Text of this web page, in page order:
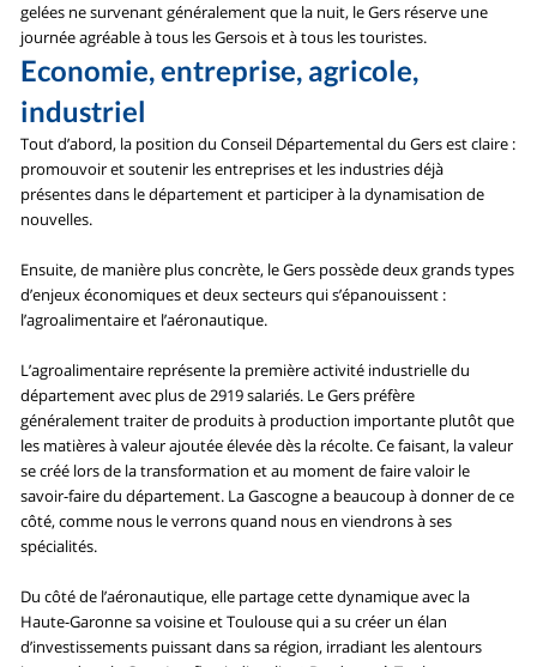
gelées ne survenant généralement que la nuit, le Gers réserve une
journée agréable à tous les Gersois et à tous les touristes.
Economie, entreprise, agricole,
industriel
Tout d’abord, la position du Conseil Départemental du Gers est claire :
promouvoir et soutenir les entreprises et les industries déjà
présentes dans le département et participer à la dynamisation de
nouvelles.
Ensuite, de manière plus concrète, le Gers possède deux grands types
d’enjeux économiques et deux secteurs qui s’épanouissent :
l’agroalimentaire et l’aéronautique.
L’agroalimentaire représente la première activité industrielle du
département avec plus de 2919 salariés. Le Gers préfère
généralement traiter de produits à production importante plutôt que
les matières à valeur ajoutée élevée dès la récolte. Ce faisant, la valeur
se créé lors de la transformation et au moment de faire valoir le
savoir-faire du département. La Gascogne a beaucoup à donner de ce
côté, comme nous le verrons quand nous en viendrons à ses
spécialités.
Du côté de l’aéronautique, elle partage cette dynamique avec la
Haute-Garonne sa voisine et Toulouse qui a su créer un élan
d’investissements puissant dans sa région, irradiant les alentours